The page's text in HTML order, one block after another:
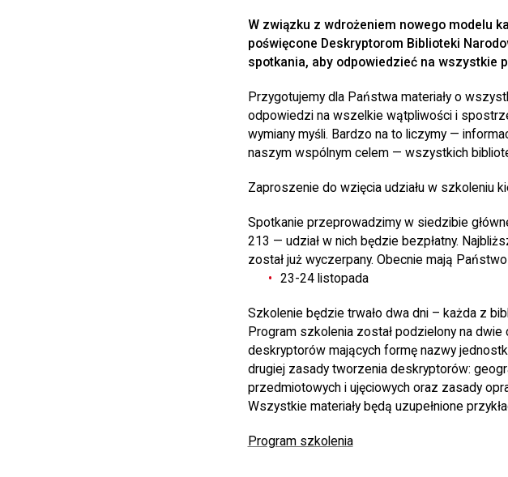
W związku z wdrożeniem nowego modelu
poświęcone Deskryptorom Biblioteki
spotkania, aby odpowiedzieć na wszystkie
Przygotujemy dla Państwa materiały o
odpowiedzi na wszelkie wątpliwości i
wymiany myśli. Bardzo na to liczymy —
naszym wspólnym celem — wszystkich
Zaproszenie do wzięcia udziału w szkoleniu
Spotkanie przeprowadzimy w siedzibie
213 — udział w nich będzie bezpłatny.
został już wyczerpany. Obecnie mają
23-24 listopada
Szkolenie będzie trwało dwa dni – każda z
Program szkolenia został podzielony na
deskryptorów mających formę nazwy
drugiej zasady tworzenia deskryptorów:
przedmiotowych i ujęciowych oraz zasady
Wszystkie materiały będą uzupełnione
Program szkolenia